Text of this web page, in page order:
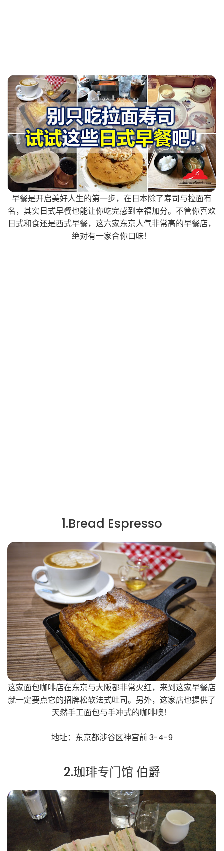
早餐是开启美好人生的第一步，在日本除了寿司与拉面有
名，其实日式早餐也能让你吃完感到幸福加分。不管你喜欢
日式和食还是西式早餐，这六家东京人气非常高的早餐店，
绝对有一家合你口味！
1.Bread Espresso
这家面包咖啡店在东京与大阪都非常火红，来到这家早餐店
就一定要点它的招牌松软法式吐司。另外，这家店也提供了
天然手工面包与手冲式的咖啡噢！
地址：东京都涉谷区神宫前 3-4-9
2.珈琲专门馆 伯爵